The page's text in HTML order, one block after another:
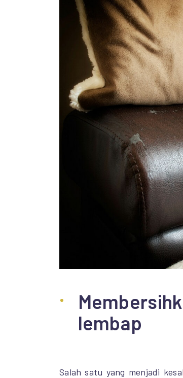
lembap
Salah satu yang menjadi